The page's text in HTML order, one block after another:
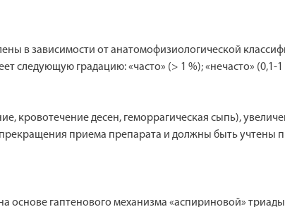
в зависимости от анатомофизиологической
следующую градацию: «часто» (> 1 %); «нечасто» (0,1-1
кровотечение десен, геморрагическая сыпь),
приема препарата и должны быть учтены
основе гаптенового механизма «аспириновой»